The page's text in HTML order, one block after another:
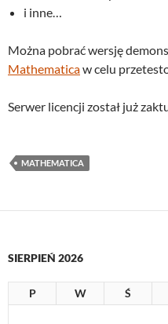
i inne…
Można pobrać wersję
Mathematicaw celu
Serwer licencji został już
MATHEMATICA
SIERPIEŃ 2026
P W Ś